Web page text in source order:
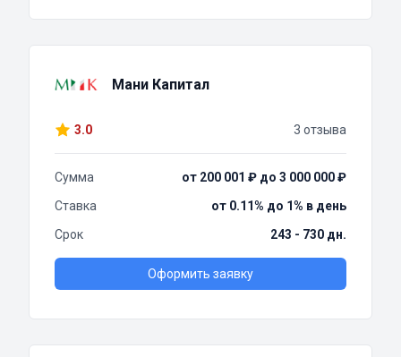
Мани Капитал
3.0 3 отзыва
Сумма
от 200 001 ₽ до 3 000 000 ₽
Ставка
от 0.11% до 1% в день
Срок
243 - 730 дн.
Оформить заявку